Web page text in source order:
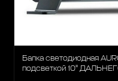
Балка светодиодная
подсветкой 10"